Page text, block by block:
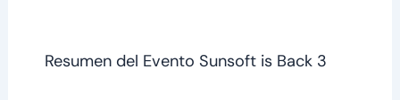
Resumen del Evento Sunsoft is Back 3